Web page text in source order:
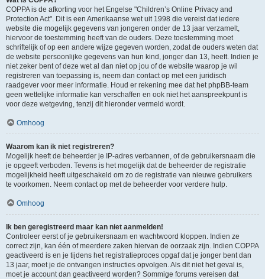
COPPA is de afkorting voor het Engelse "Children’s Online Privacy and
Protection Act". Dit is een Amerikaanse wet uit 1998 die vereist dat iedere
website die mogelijk gegevens van jongeren onder de 13 jaar verzamelt,
hiervoor de toestemming heeft van de ouders. Deze toestemming moet
schriftelijk of op een andere wijze gegeven worden, zodat de ouders weten dat
de website persoonlijke gegevens van hun kind, jonger dan 13, heeft. Indien je
niet zeker bent of deze wet al dan niet op jou of de website waarop je wil
registreren van toepassing is, neem dan contact op met een juridisch
raadgever voor meer informatie. Houd er rekening mee dat het phpBB-team
geen wettelijke informatie kan verschaffen en ook niet het aanspreekpunt is
voor deze wetgeving, tenzij dit hieronder vermeld wordt.
Omhoog
Waarom kan ik niet registreren?
Mogelijk heeft de beheerder je IP-adres verbannen, of de gebruikersnaam die
je opgeeft verboden. Tevens is het mogelijk dat de beheerder de registratie
mogelijkheid heeft uitgeschakeld om zo de registratie van nieuwe gebruikers
te voorkomen. Neem contact op met de beheerder voor verdere hulp.
Omhoog
Ik ben geregistreerd maar kan niet aanmelden!
Controleer eerst of je gebruikersnaam en wachtwoord kloppen. Indien ze
correct zijn, kan één of meerdere zaken hiervan de oorzaak zijn. Indien COPPA
geactiveerd is en je tijdens het registratieproces opgaf dat je jonger bent dan
13 jaar, moet je de ontvangen instructies opvolgen. Als dit niet het geval is,
moet je account dan geactiveerd worden? Sommige forums vereisen dat